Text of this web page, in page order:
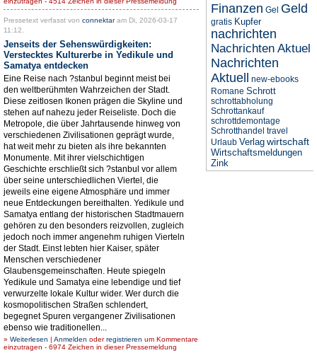
Pressetext verfasst von connektaram Di, 2026-03-17
11:12.
Jenseits der Sehenswürdigkeiten:
Verstecktes Kulturerbe in Yedikule und
Samatya entdecken
Eine Reise nach ?stanbul beginnt meist bei
den weltberühmten Wahrzeichen der Stadt.
Diese zeitlosen Ikonen prägen die Skyline und
stehen auf nahezu jeder Reiseliste. Doch die
Metropole, die über Jahrtausende hinweg von
verschiedenen Zivilisationen geprägt wurde,
hat weit mehr zu bieten als ihre bekannten
Monumente. Mit ihrer vielschichtigen
Geschichte erschließt sich ?stanbul vor allem
über seine unterschiedlichen Viertel, die
jeweils eine eigene Atmosphäre und immer
neue Entdeckungen bereithalten. Yedikule und
Samatya entlang der historischen Stadtmauern
gehören zu den besonders reizvollen, zugleich
jedoch noch immer angenehm ruhigen Vierteln
der Stadt. Einst lebten hier Kaiser, später
Menschen verschiedener
Glaubensgemeinschaften. Heute spiegeln
Yedikule und Samatya eine lebendige und tief
verwurzelte lokale Kultur wider. Wer durch die
kosmopolitischen Straßen schlendert,
begegnet Spuren vergangener Zivilisationen
ebenso wie traditionellen...
» Weiterlesen | Anmelden oderregistrieren um Kommentare
einzutragen - 6974 Zeichen in dieser Pressemeldung
Finanzen Gel Geld
gratis Kupfer
nachrichten
Nachrichten Aktuel
Nachrichten
Aktuell
new-ebooks
Romane Schrott
schrottabholung
Schrottankauf
schrottdemontage
Schrotthandel travel
Urlaub Verlag wirtschaft
Wirtschaftsmeldungen
Zink